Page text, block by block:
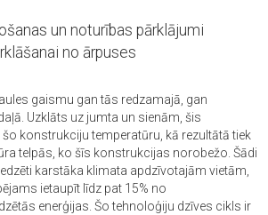
un noturības pārklājumi
no ārpuses
gaismu gan tās redzamajā, gan
Uzklāts uz jumta un sienām, šis
konstrukciju temperatūru, kā rezultātā tiek
telpās, ko šīs konstrukcijas norobežo. Šādi
karstāka klimata apdzīvotajām vietām,
ietaupīt līdz pat 15% no
enerģijas. Šo tehnoloģiju dzīves cikls ir